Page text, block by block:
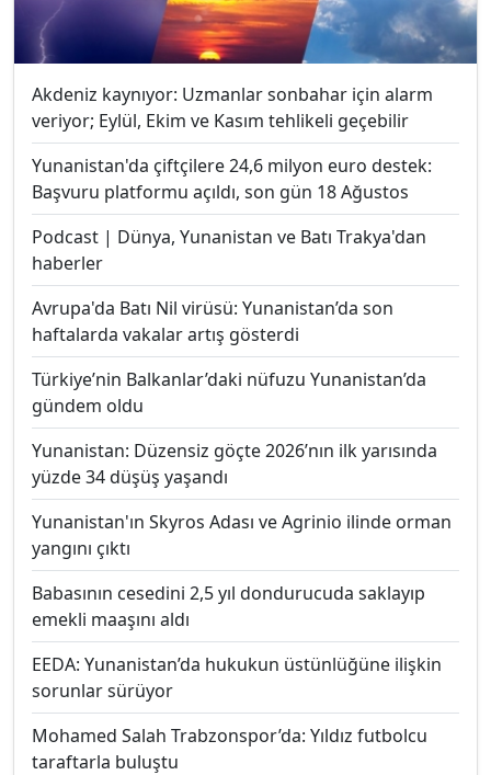
Akdeniz kaynıyor: Uzmanlar sonbahar için alarm
veriyor; Eylül, Ekim ve Kasım tehlikeli geçebilir
Yunanistan'da çiftçilere 24,6 milyon euro destek:
Başvuru platformu açıldı, son gün 18 Ağustos
Podcast | Dünya, Yunanistan ve Batı Trakya'dan
haberler
Avrupa'da Batı Nil virüsü: Yunanistan’da son
haftalarda vakalar artış gösterdi
Türkiye’nin Balkanlar’daki nüfuzu Yunanistan’da
gündem oldu
Yunanistan: Düzensiz göçte 2026’nın ilk yarısında
yüzde 34 düşüş yaşandı
Yunanistan'ın Skyros Adası ve Agrinio ilinde orman
yangını çıktı
Babasının cesedini 2,5 yıl dondurucuda saklayıp
emekli maaşını aldı
EEDA: Yunanistan’da hukukun üstünlüğüne ilişkin
sorunlar sürüyor
Mohamed Salah Trabzonspor’da: Yıldız futbolcu
taraftarla buluştu